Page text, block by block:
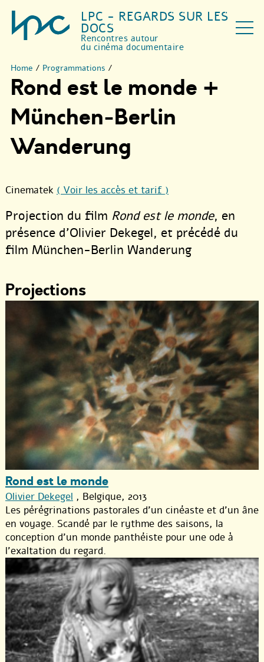
LPC - REGARDS SUR LES
DOCS
Rencontres autour
du cinéma documentaire
Home / Programmations /
Rond est le monde +
München-Berlin
Wanderung
Cinematek ( Voir les accès et tarif )
Projection du film Rond est le monde, en
présence d’Olivier Dekegel, et précédé du
film München-Berlin Wanderung
Projections
Rond est le monde
Olivier Dekegel , Belgique, 2013
Les pérégrinations pastorales d’un cinéaste et d’un âne
en voyage. Scandé par le rythme des saisons, la
conception d’un monde panthéiste pour une ode à
l’exaltation du regard.